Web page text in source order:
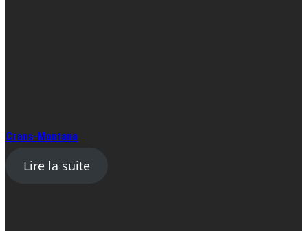
Crans-Montana
Lire la suite